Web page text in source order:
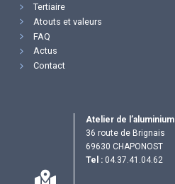
Tertiaire
Atouts et valeurs
FAQ
Actus
Contact
Atelier de l’aluminium
36 route de Brignais
69630 CHAPONOST
Tel : 04.37.41.04.62